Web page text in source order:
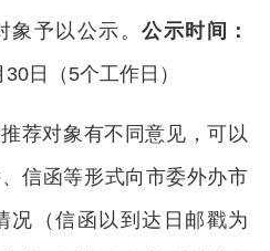
予以公示。 公示时间：
日（5个工作日）
荐对象有不同意见，可以
信函等形式向市委外办市
况（信函以到达日邮戳为